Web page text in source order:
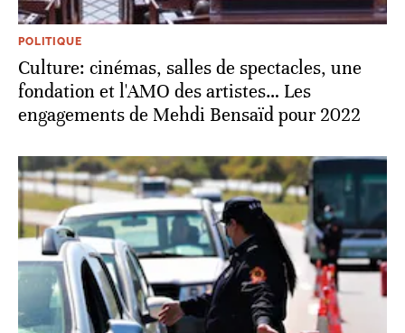
POLITIQUE
Culture: cinémas, salles de spectacles, une
fondation et l'AMO des artistes… Les
engagements de Mehdi Bensaïd pour 2022